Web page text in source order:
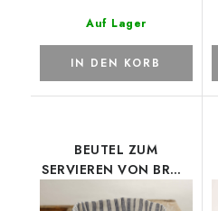
Auf Lager
IN DEN KORB
BEUTEL ZUM
SERVIEREN VON BROT